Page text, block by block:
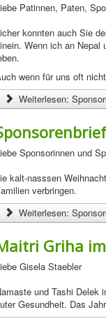
Patinnen, Paten,
konnten auch Sie
Wenn ich an Nepal
wenn für uns oft
Weiterlesen:
Sponsorinnen und
kalt-nasssen
verbringen.
Weiterlesen:
Griha
Gisela Staebler
und Tashi Delek
Gesundheit. Das